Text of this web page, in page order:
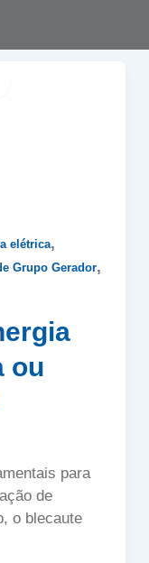
elétrica,
Grupo Gerador,
ou
para
de
o blecaute